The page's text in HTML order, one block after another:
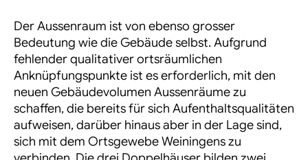
Der Aussenraum ist von ebenso grosser
Bedeutung wie die Gebäude selbst. Aufgrund
fehlender qualitativer ortsräumlichen
Anknüpfungspunkte ist es erforderlich, mit den
neuen Gebäudevolumen Aussenräume zu
schaffen, die bereits für sich Aufenthaltsqualitäten
aufweisen, darüber hinaus aber in der Lage sind,
sich mit dem Ortsgewebe Weiningens zu